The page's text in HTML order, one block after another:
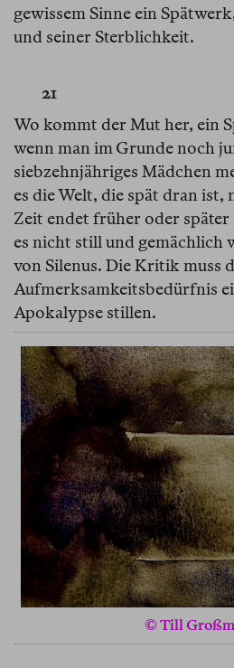
gewissem Sinne ein
und seiner Sterblichkeit.
21
Wo kommt der Mut her, ein
wenn man im Grunde noch
siebzehnjähriges Mädchen
es die Welt, die spät dran ist,
Zeit endet früher oder
es nicht still und gemächlich
von Silenus. Die Kritik muss
Aufmerksamkeitsbedürfnis
Apokalypse stillen.
© Till